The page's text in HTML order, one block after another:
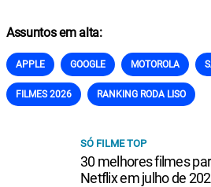
Assuntos em alta:
APPLE GOOGLE MOTOROLA
FILMES 2026 RANKING RODA LISO
SÓ FILME TOP
30 melhores filmes
Netflix em julho de